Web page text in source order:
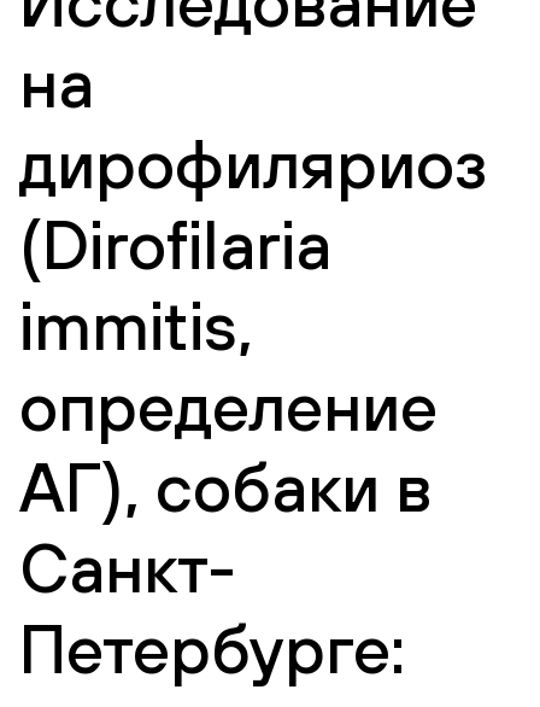
на
дирофиляриоз
(Dirofilaria
immitis,
определение
АГ), собаки в
Санкт-
Петербурге: